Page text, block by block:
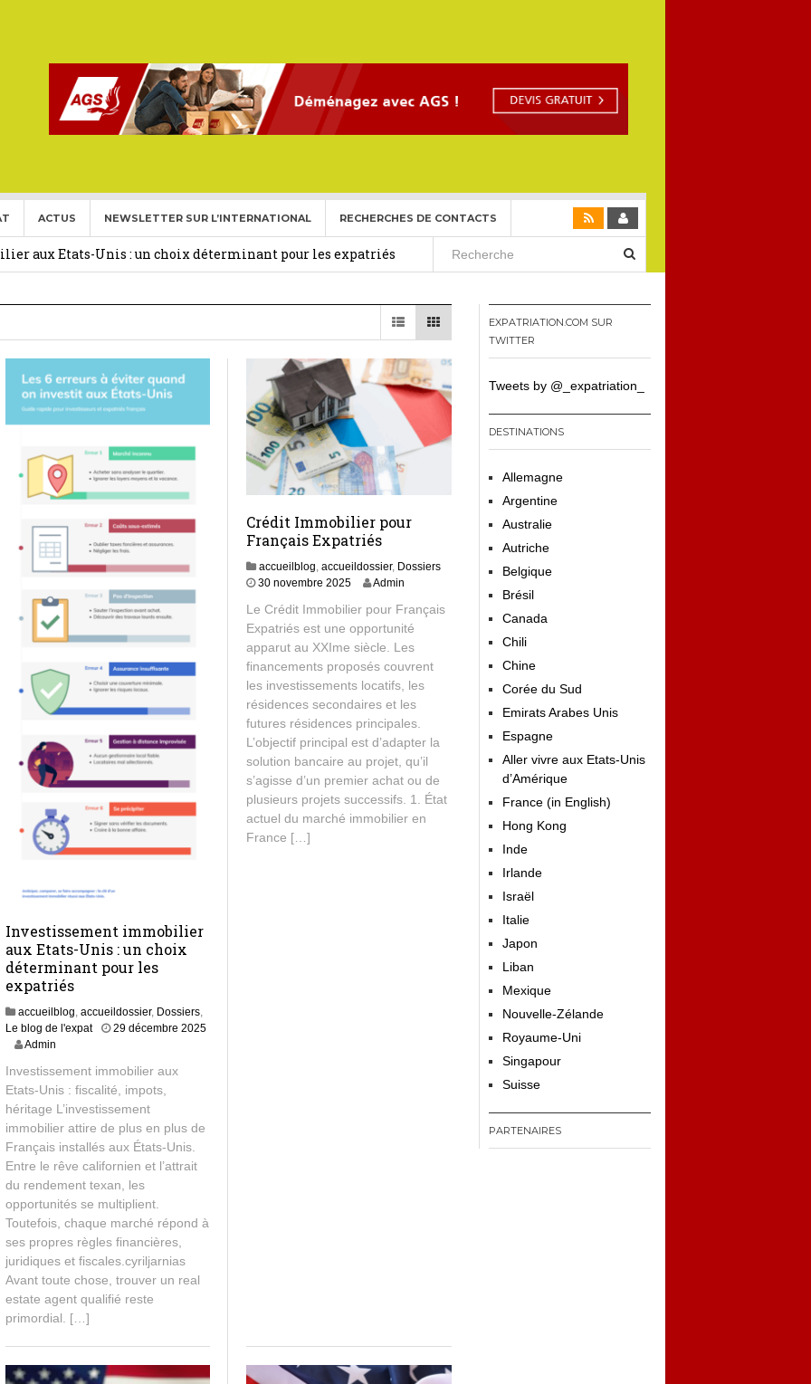
ACTUS NEWSLETTER SUR L’INTERNATIONAL RECHERCHES DE CONTACTS
aux Etats Unis pour l’année 2026-2027. 27 février 2026
aux Etats-Unis : un choix déterminant pour les expatriés
Expatriés
Card)
2 novembre 2024
Investissement immobilier
aux Etats-Unis : un choix
déterminant pour les
expatriés
accueilblog, accueildossier, Dossiers,
Le blog de l'expat
29 décembre 2025
d
é
c
e
m
r
e
2
0
2
5
Admin
Investissement immobilier aux
Etats-Unis : fiscalité, impots,
héritage L’investissement
immobilier attire de plus en plus de
Français installés aux États-Unis.
Entre le rêve californien et l’attrait
du rendement texan, les
opportunités se multiplient.
Toutefois, chaque marché répond à
ses propres règles financières,
juridiques et fiscales.cyriljarnias​
Avant toute chose, trouver un real
estate agent qualifié reste
primordial. […]
Crédit Immobilier pour
Français Expatriés
accueilblog ,accueildossier, Dossiers
30 novembre 20253
n
o
v
e
r
e
2
0
2
Admin
Le Crédit Immobilier pour Français
Expatriés est une opportunité
apparut au XXIme siècle. Les
financements proposés couvrent
les investissements locatifs, les
résidences secondaires et les
futures résidences principales.
L’objectif principal est d’adapter la
solution bancaire au projet, qu’il
s’agisse d’un premier achat ou de
plusieurs projets successifs. 1. État
actuel du marché immobilier en
France […]
EXPATRIATION.COM SUR
TWITTER
Tweets by @_expatriation_
DESTINATIONS
Allemagne
Argentine
Australie
Autriche
Belgique
Brésil
Canada
Chili
Chine
Corée du Sud
Emirats Arabes Unis
Espagne
Aller vivre aux Etats-Unis
d’Amérique
France (in English)
Hong Kong
Inde
Irlande
Israël
Italie
Japon
Liban
Mexique
Nouvelle-Zélande
Royaume-Uni
Singapour
Suisse
PARTENAIRES